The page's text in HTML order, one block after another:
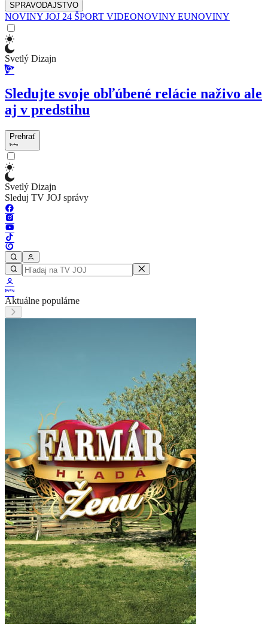
SPRAVODAJSTVO
NOVINY JOJ 24 ŠPORT VIDEONOVINY EUNOVINY
Svetlý Dizajn
Sledujte svoje obľúbené relácie naživo ale
aj v predstihu
Prehrať
Svetlý Dizajn
Sleduj TV JOJ správy
Aktuálne populárne